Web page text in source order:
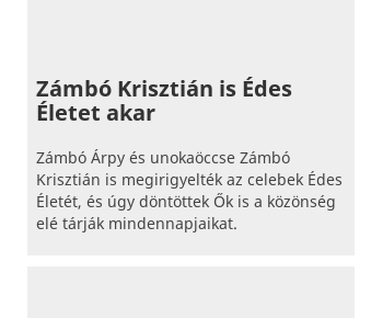
Zámbó Krisztián is Édes
Életet akar
Zámbó Árpy és unokaöccse Zámbó
Krisztián is megirigyelték az celebek Édes
Életét, és úgy döntöttek Ők is a közönség
elé tárják mindennapjaikat.